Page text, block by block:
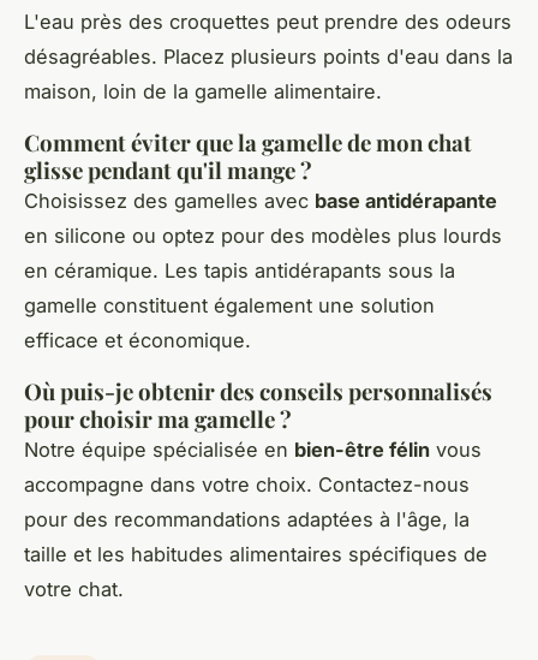
L'eau près des croquettes peut prendre des odeurs
désagréables. Placez plusieurs points d'eau dans la
maison, loin de la gamelle alimentaire.
Comment éviter que la gamelle de mon chat
glisse pendant qu'il mange ?
Choisissez des gamelles avec base antidérapante
en silicone ou optez pour des modèles plus lourds
en céramique. Les tapis antidérapants sous la
gamelle constituent également une solution
efficace et économique.
Où puis-je obtenir des conseils personnalisés
pour choisir ma gamelle ?
Notre équipe spécialisée en bien-être félin vous
accompagne dans votre choix. Contactez-nous
pour des recommandations adaptées à l'âge, la
taille et les habitudes alimentaires spécifiques de
votre chat.